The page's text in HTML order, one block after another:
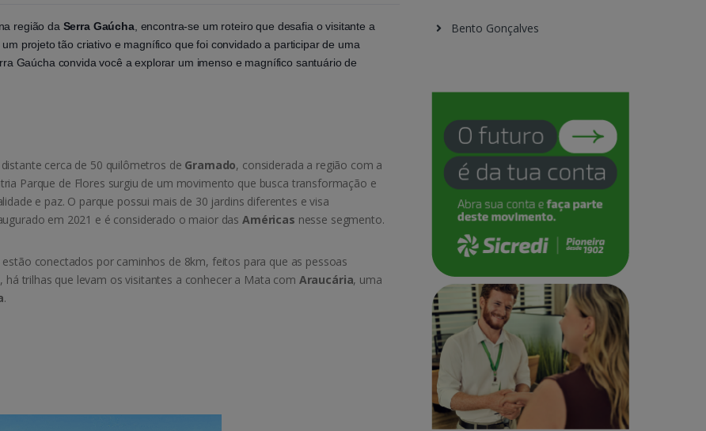
região da Serra Gaúcha, encontra-se um roteiro que desafia o visitante a
projeto tão criativo e magnífico que foi convidado a participar de uma
Gaúcha convida você a explorar um imenso e magnífico santuário de
distante cerca de 50 quilômetros de Gramado, considerada a região com a
Parque de Flores surgiu de um movimento que busca transformação e
e paz. O parque possui mais de 30 jardins diferentes e visa
em 2021 e é considerado o maior dasAméricas nesse segmento.
conectados por caminhos de 8km, feitos para que as pessoas
trilhas que levam os visitantes a conhecer a Mata com Araucária, uma
.
Bento Gonçalves